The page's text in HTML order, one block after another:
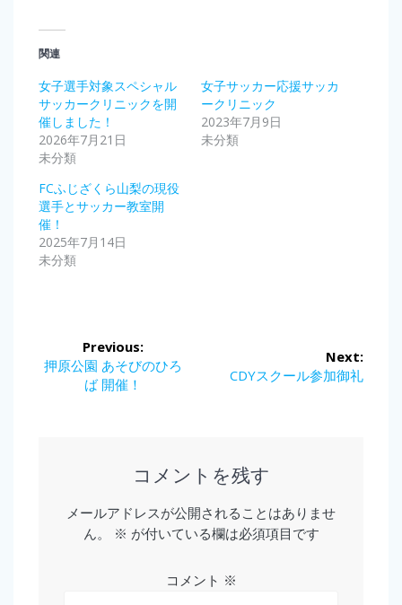
関連
女子選手対象スペシャル
サッカークリニックを開
催しました！
2026年7月21日
未分類
女子サッカー応援サッカ
ークリニック
2023年7月9日
未分類
FCふじざくら山梨の現役
選手とサッカー教室開
催！
2025年7月14日
未分類
Previous:
Previous
押原公園 あそびのひろ
ば 開催！
Next:
Next
CDYスクール参加御礼
コメントを残す
メールアドレスが公開されることはありませ
ん。
※ が付いている欄は必須項目です
コメント ※